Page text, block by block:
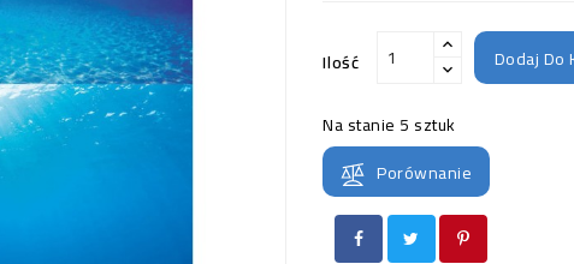
Ilość Dodaj Do
Na stanie 5 sztuk
Porównanie